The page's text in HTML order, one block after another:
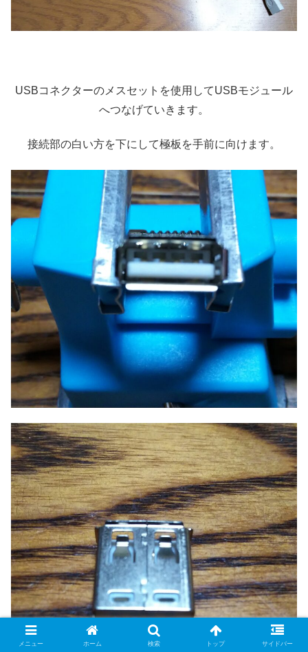
USBコネクターのメスセットを使用してUSBモジュール
へつなげていきます。
接続部の白い方を下にして極板を手前に向けます。
メニュー ホーム 検索 トップ サイドバー